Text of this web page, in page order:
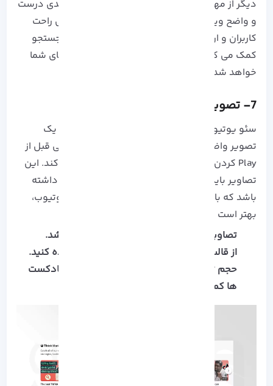
دیگر از مهم ترین اقدامات در این زمینه، دسته بندی درست
و واضح ویدیو ها می باشد. این مورد به دسترسی راحت
کاربران و ارائه سیگنال واضح به ربات موتور های جستجو
کمک می کند و موجب افزایش بازدید در ویدیو های شما
خواهد شد.
7- تصویر پروفایل مناسب طراحی کنید.
سئو یوتیوب می گوید ویدیو شما بنر می خواهد! یک
تصویر واضح، با کیفیت و گویا که محتوا شما را حتی قبل از
Play کردن آن به مخاطبان در حال جستجو معرفی کند. این
تصاویر باید از لحاظ بصری و ابعادی، ویژگی هایی داشته
باشد که با توجه به تجربیات و توصیه های خود یوتیوب،
بهتر است موارد زیر را در نظر بگیرید:8
تصاویر کوچک و دارای وضوح 720 * 1280 باشد.
از قالب های تصویری JPG، GIF و PNG استفاده کنید.
حجم تصاویر کمتر از 2 مگابایت باشد و برای پادکست
ها کمتر از 10 مگابایت.